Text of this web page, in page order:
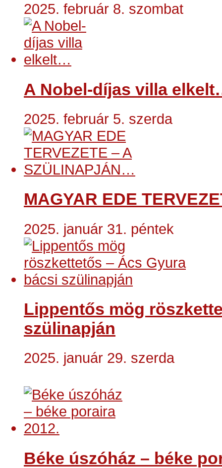
2025. február 8. szombat
A Nobel-díjas villa
2025. február 5. szerda
MAGYAR EDE
2025. január 31. péntek
Lippentős mög
szülinapján
2025. január 29. szerda
Béke úszóház – béke